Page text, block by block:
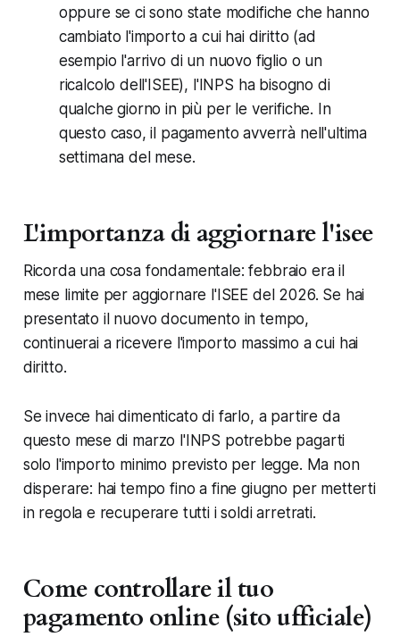
oppure se ci sono state modifiche che hanno
cambiato l'importo a cui hai diritto (ad
esempio l'arrivo di un nuovo figlio o un
ricalcolo dell'ISEE), l'INPS ha bisogno di
qualche giorno in più per le verifiche. In
questo caso, il pagamento avverrà nell'ultima
settimana del mese.
L'importanza di aggiornare l'isee
Ricorda una cosa fondamentale: febbraio era il
mese limite per aggiornare l'ISEE del 2026. Se hai
presentato il nuovo documento in tempo,
continuerai a ricevere l'importo massimo a cui hai
diritto.
Se invece hai dimenticato di farlo, a partire da
questo mese di marzo l'INPS potrebbe pagarti
solo l'importo minimo previsto per legge. Ma non
disperare: hai tempo fino a fine giugno per metterti
in regola e recuperare tutti i soldi arretrati.
Come controllare il tuo
pagamento online (sito ufficiale)